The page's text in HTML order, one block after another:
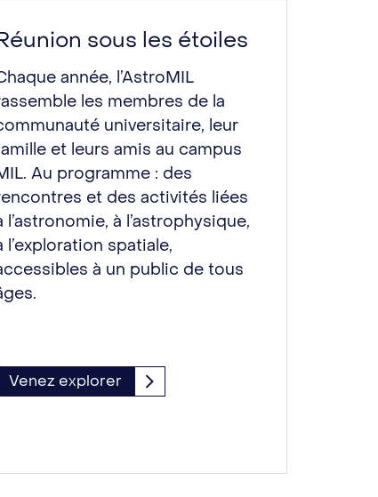
sous les étoiles
année, l’AstroMIL
les membres de la
universitaire, leur
et leurs amis au campus
Au programme : des
et des activités liées
l’astronomie, à l’astrophysique,
l’exploration spatiale,
à un public de tous
Venez explorer